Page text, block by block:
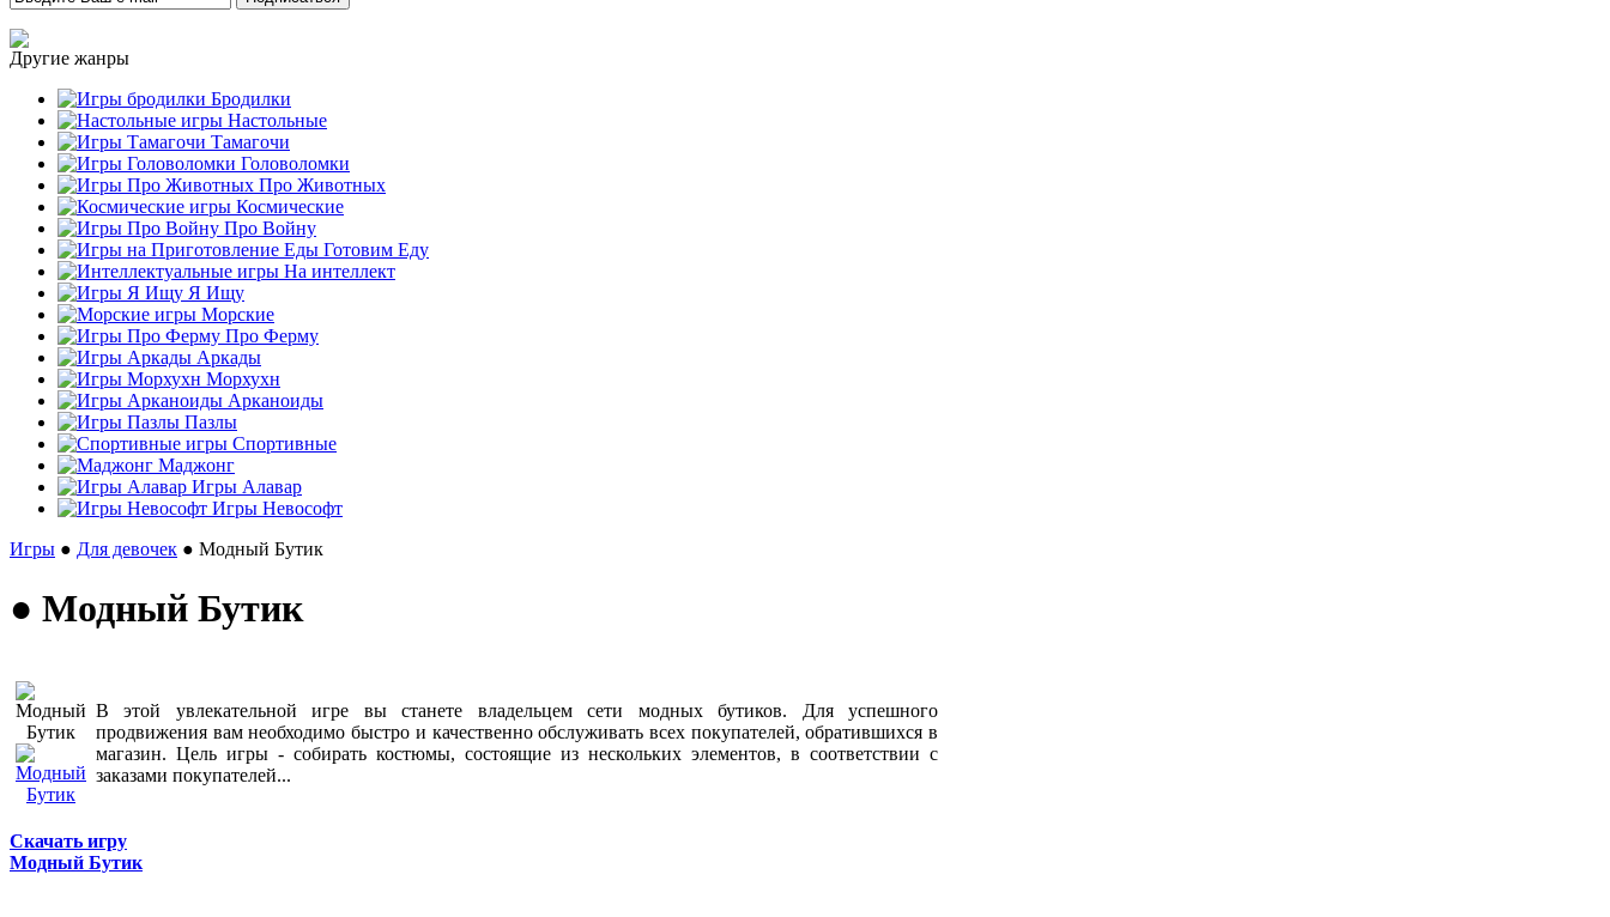
Другие жанры
Бродилки
Настольные
Тамагочи
Головоломки
Про Животных
Космические
Про Войну
Готовим Еду
На интеллект
Я Ищу
Морские
Про Ферму
Аркады
Морхухн
Арканоиды
Пазлы
Спортивные
Маджонг
Игры Алавар
Игры Невософт
Игры ● Для девочек ● Модный Бутик
● Модный Бутик
В этой увлекательной игре вы станете владельцем сети модных бутиков. Для успешного
продвижения вам необходимо быстро и качественно обслуживать всех покупателей, обратившихся в
магазин. Цель игры - собирать костюмы, состоящие из нескольких элементов, в соответствии с
заказами покупателей...
Скачать игру
Модный Бутик